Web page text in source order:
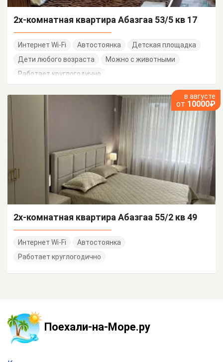
2х-комнатная квартира Абазгаа 53/5 кв 17
Интернет Wi-Fi Автостоянка
Детская площадка
Дети любого возраста
Можно с животными
Работает круглогодично
в августе
от 10000₽
2х-комнатная квартира Абазгаа 55/2 кв 49
Интернет Wi-Fi
Автостоянка
Работает круглогодично
Поехали-на-Море.ру